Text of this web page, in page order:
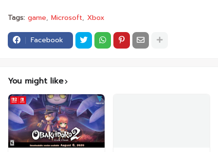
Tags: game Microsoft Xbox
Facebook
You might like